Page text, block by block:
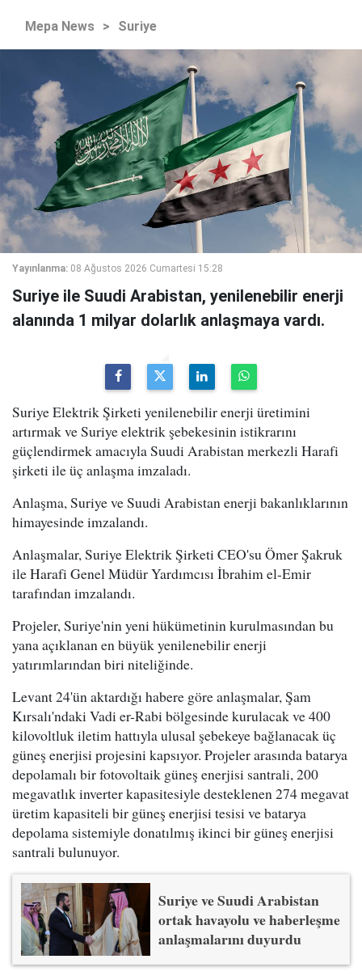
Mepa News > Suriye
Yayınlanma: 08 Ağustos 2026 Cumartesi 15:28
Suriye ile Suudi Arabistan, yenilenebilir enerji
alanında 1 milyar dolarlık anlaşmaya vardı.
Suriye Elektrik Şirketi yenilenebilir enerji üretimini
artırmak ve Suriye elektrik şebekesinin istikrarını
güçlendirmek amacıyla Suudi Arabistan merkezli Harafi
şirketi ile üç anlaşma imzaladı.
Anlaşma, Suriye ve Suudi Arabistan enerji bakanlıklarının
himayesinde imzalandı.
Anlaşmalar, Suriye Elektrik Şirketi CEO'su Ömer Şakruk
ile Harafi Genel Müdür Yardımcısı İbrahim el-Emir
tarafından imzalandı.
Projeler, Suriye'nin yeni hükümetinin kurulmasından bu
yana açıklanan en büyük yenilenebilir enerji
yatırımlarından biri niteliğinde.
Levant 24'ün aktardığı habere göre anlaşmalar, Şam
Kırsalı'ndaki Vadi er-Rabi bölgesinde kurulacak ve 400
kilovoltluk iletim hattıyla ulusal şebekeye bağlanacak üç
güneş enerjisi projesini kapsıyor. Projeler arasında batarya
depolamalı bir fotovoltaik güneş enerjisi santrali, 200
megavatlık inverter kapasitesiyle desteklenen 274 megavat
üretim kapasiteli bir güneş enerjisi tesisi ve batarya
depolama sistemiyle donatılmış ikinci bir güneş enerjisi
santrali bulunuyor.
Suriye ve Suudi Arabistan
ortak havayolu ve haberleşme
anlaşmalarını duyurdu